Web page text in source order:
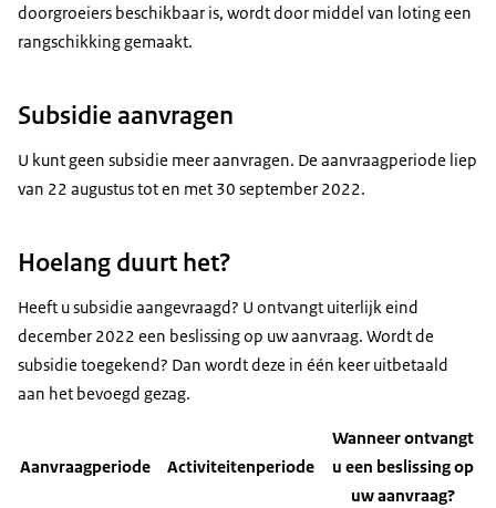
doorgroeiers beschikbaar is, wordt door middel van loting een
rangschikking gemaakt.
Subsidie aanvragen
U kunt geen subsidie meer aanvragen. De aanvraagperiode liep
van 22 augustus tot en met 30 september 2022.
Hoelang duurt het?
Heeft u subsidie aangevraagd? U ontvangt uiterlijk eind
december 2022 een beslissing op uw aanvraag. Wordt de
subsidie toegekend? Dan wordt deze in één keer uitbetaald
aan het bevoegd gezag.
Aanvraagperiode Activiteitenperiode
Wanneer ontvangt
u een beslissing op
uw aanvraag?